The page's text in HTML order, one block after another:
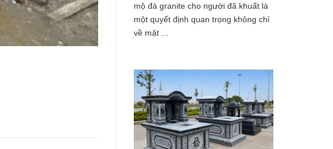
mộ đá granite cho người đã khuất là
một quyết định quan trọng không chỉ
về mặt ...